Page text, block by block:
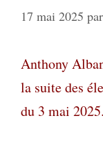
17 mai 2025 par
Anthony
la suite des
du 3 mai 2025.